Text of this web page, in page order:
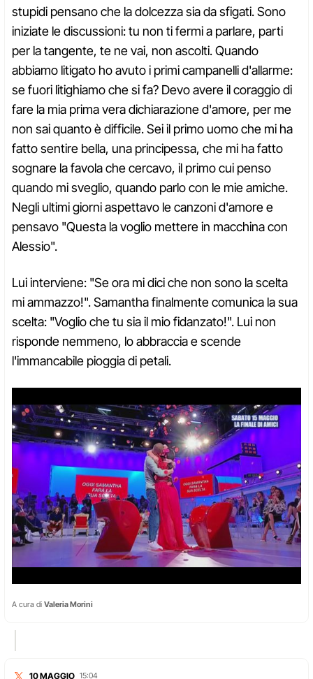
stupidi pensano che la dolcezza sia da sfigati. Sono
iniziate le discussioni: tu non ti fermi a parlare, parti
per la tangente, te ne vai, non ascolti. Quando
abbiamo litigato ho avuto i primi campanelli d'allarme:
se fuori litighiamo che si fa? Devo avere il coraggio di
fare la mia prima vera dichiarazione d'amore, per me
non sai quanto è difficile. Sei il primo uomo che mi ha
fatto sentire bella, una principessa, che mi ha fatto
sognare la favola che cercavo, il primo cui penso
quando mi sveglio, quando parlo con le mie amiche.
Negli ultimi giorni aspettavo le canzoni d'amore e
pensavo "Questa la voglio mettere in macchina con
Alessio".
Lui interviene: "Se ora mi dici che non sono la scelta
mi ammazzo!". Samantha finalmente comunica la sua
scelta: "Voglio che tu sia il mio fidanzato!". Lui non
risponde nemmeno, lo abbraccia e scende
l'immancabile pioggia di petali.
A cura di Valeria Morini
10 MAGGIO 15:04